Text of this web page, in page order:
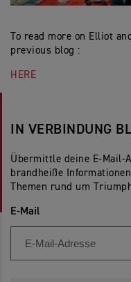
To read more on Elliot
previous blog :
HERE
IN VERBINDUNG
Übermittle deine E-Mail-
brandheiße
Themen rund um
E-Mail